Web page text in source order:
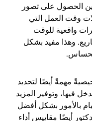
الحصول على تصور
وقت العمل التي
واقعية للوقت
وهذا مفيد بشكل
مهمةً أيضًا لتحديد
فيها، وتوفير المزيد
بالأمور بشكل أفضل
أيضًا مقاييس أداء